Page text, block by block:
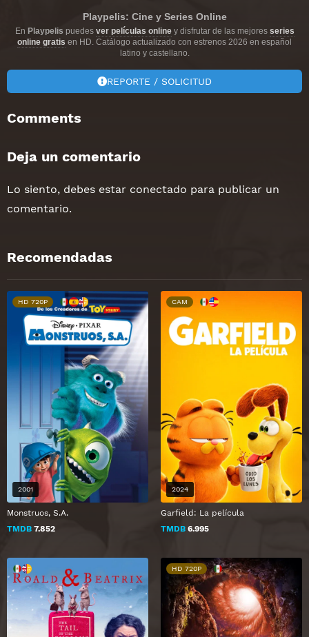
Playpelis: Cine y Series Online
En Playpelis puedes ver películas onliney disfrutar de las mejores series
online gratis en HD. Catálogo actualizado con estrenos 2026 en español
latino y castellano.
REPORTE / SOLICITUD
Comments
Deja un comentario
Lo siento, debes estar conectado para publicar un
comentario.
Recomendadas
Monstruos, S.A.
TMDB 7.852
HD 720P
2001
Garfield: La película
TMDB 6.995
CAM
2024
HD 720P